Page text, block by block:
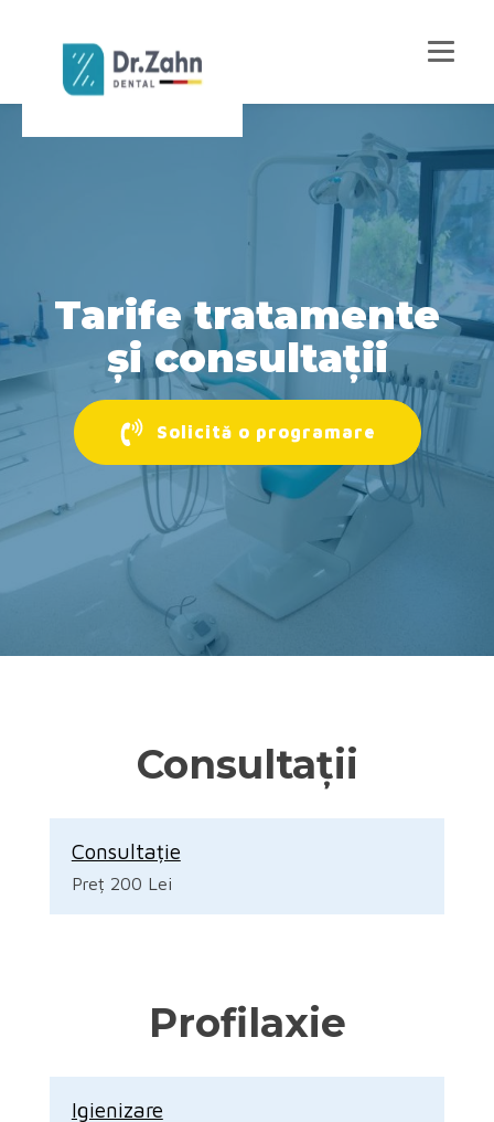
Tarife tratamente
și consultații
Solicită o programare
Consultații
Consultație
Preț 200 Lei
Profilaxie
Igienizare